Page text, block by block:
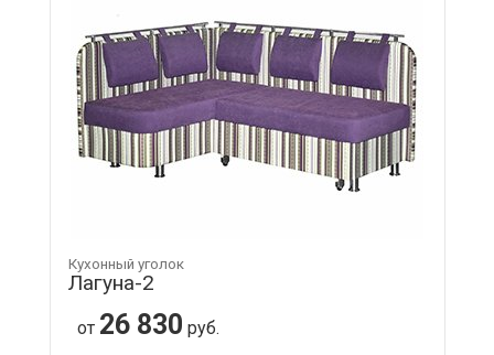
Кухонный уголок
Лагуна-2
от 26 830 руб.